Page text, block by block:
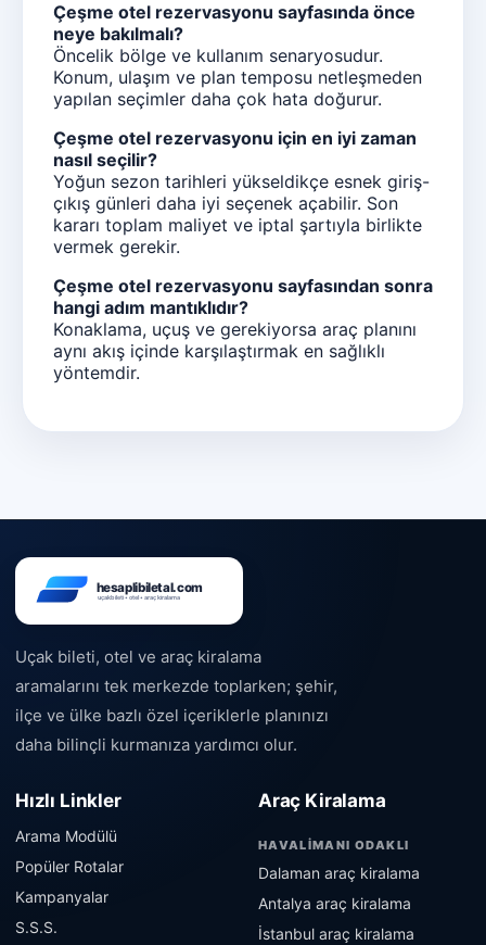
Çeşme otel rezervasyonu sayfasında önce
neye bakılmalı?
Öncelik bölge ve kullanım senaryosudur.
Konum, ulaşım ve plan temposu netleşmeden
yapılan seçimler daha çok hata doğurur.
Çeşme otel rezervasyonu için en iyi zaman
nasıl seçilir?
Yoğun sezon tarihleri yükseldikçe esnek giriş-
çıkış günleri daha iyi seçenek açabilir. Son
kararı toplam maliyet ve iptal şartıyla birlikte
vermek gerekir.
Çeşme otel rezervasyonu sayfasından sonra
hangi adım mantıklıdır?
Konaklama, uçuş ve gerekiyorsa araç planını
aynı akış içinde karşılaştırmak en sağlıklı
yöntemdir.
Uçak bileti, otel ve araç kiralama
aramalarını tek merkezde toplarken; şehir,
ilçe ve ülke bazlı özel içeriklerle planınızı
daha bilinçli kurmanıza yardımcı olur.
Hızlı Linkler
Arama Modülü
Popüler Rotalar
Kampanyalar
S.S.S.
Araç Kiralama
HAVALIMANI ODAKLI
Dalaman araç kiralama
Antalya araç kiralama
İstanbul araç kiralama